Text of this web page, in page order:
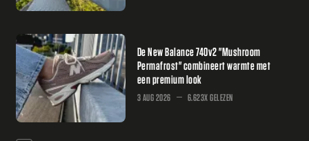
De New Balance 740v2 "Mushroom
Permafrost" combineert warmte met
een premium look
3 AUG 2026 6.623X GELEZEN